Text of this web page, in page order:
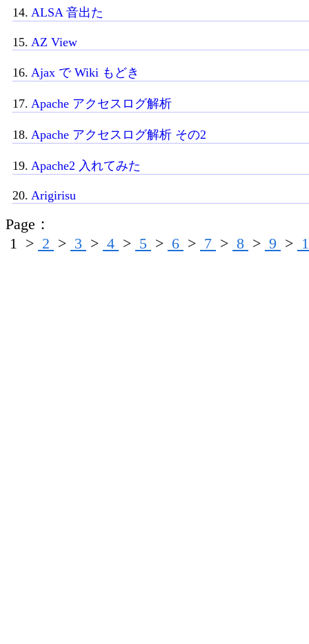
14. ALSA 音出た
15. AZ View
16. Ajax で Wiki もどき
17. Apache アクセスログ解析
18. Apache アクセスログ解析 その2
19. Apache2 入れてみた
20. Arigirisu
Page：
1 > 2 > 3 > 4 > 5 > 6 > 7 > 8 > 9 >